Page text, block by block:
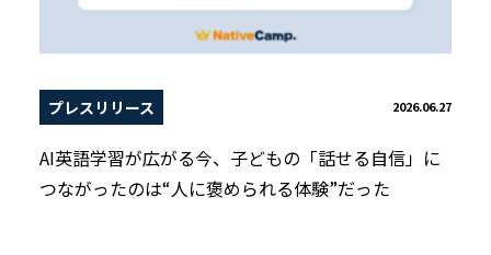
プレスリリース 2026.06.27
AI英語学習が広がる今、子どもの「話せる自信」に
つながったのは“人に褒められる体験”だった